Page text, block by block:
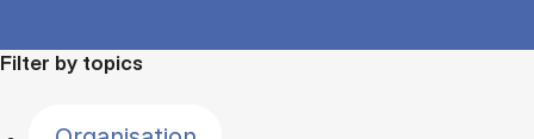
Filter by topics